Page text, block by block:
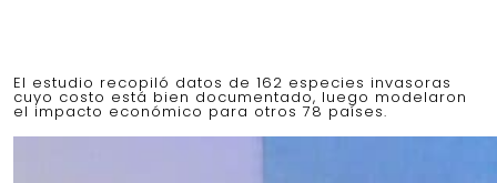
El estudio recopiló datos de 162 especies invasoras
cuyo costo está bien documentado, luego modelaron
el impacto económico para otros 78 países.